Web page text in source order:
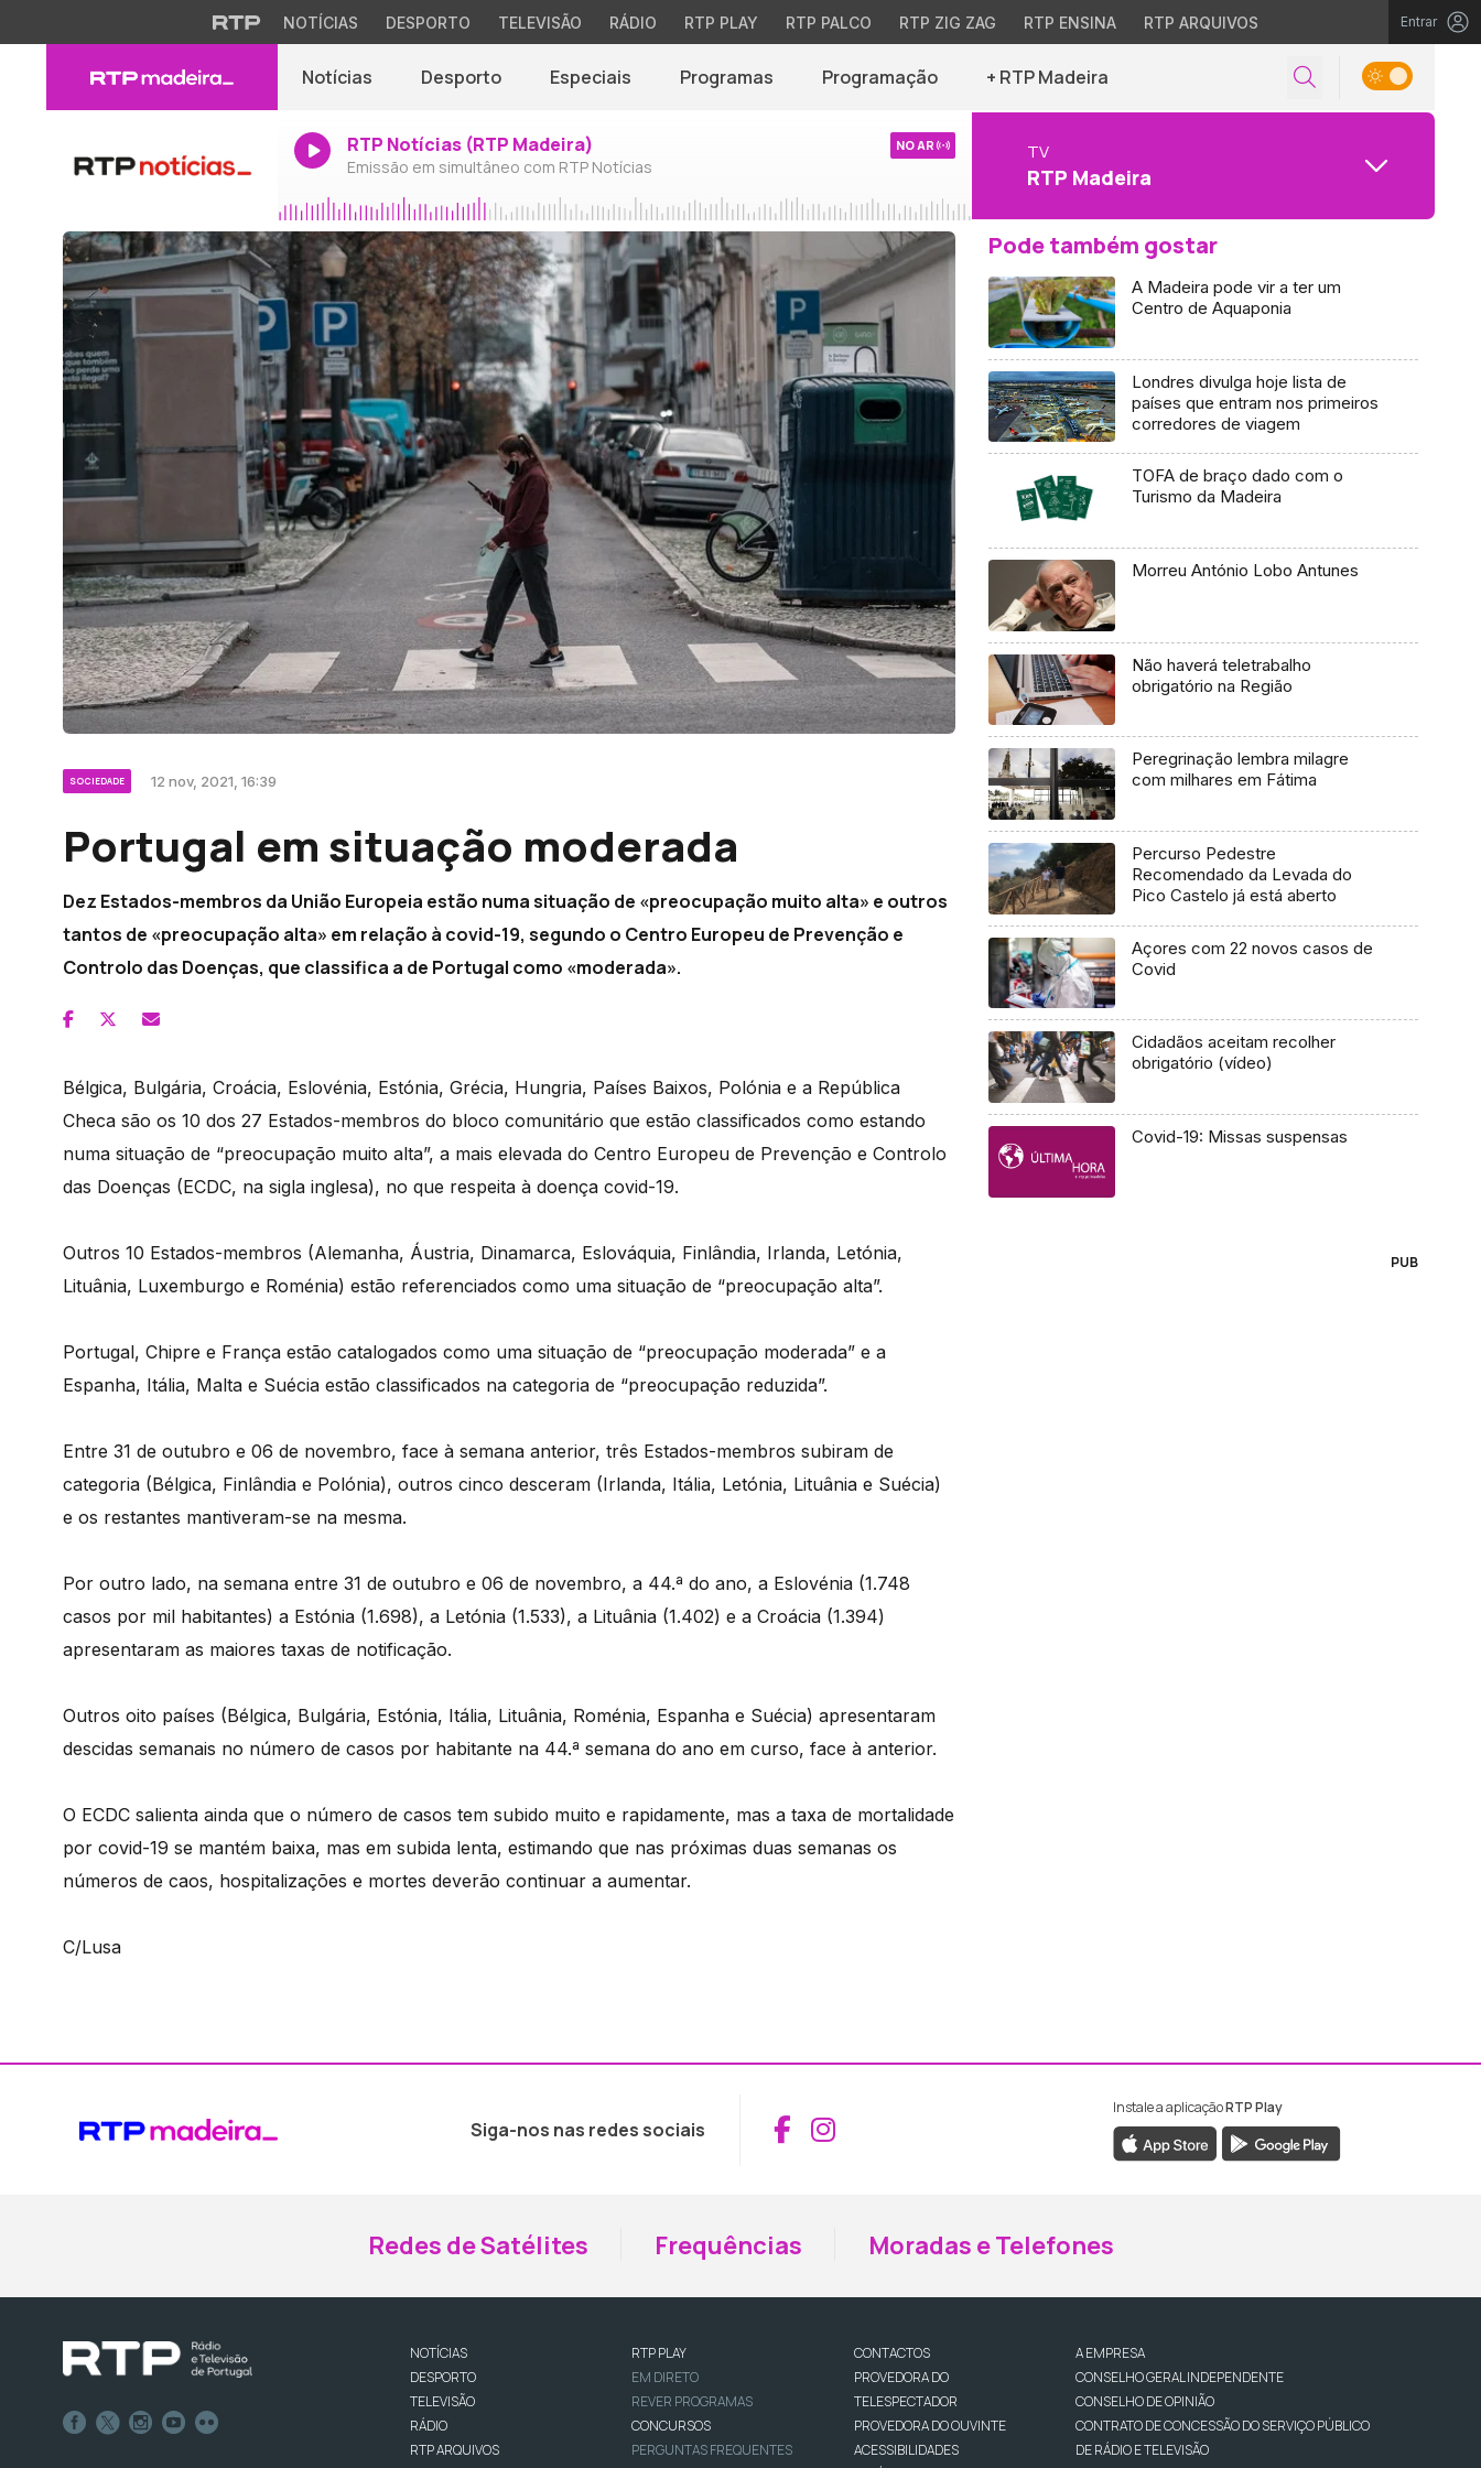
NOTÍCIAS DESPORTO TELEVISÃO RÁDIO RTP PLAY RTP PALCO RTP ZIG ZAG RTP ENSINA RTP ARQUIVOS Entrar
Notícias Desporto Especiais Programas Programação + RTP Madeira
RTP Notícias (RTP Madeira)
Emissão em simultâneo com RTP Notícias
NO AR TV
RTP Madeira
SOCIEDADE 12 nov, 2021, 16:39
Portugal em situação moderada
Dez Estados-membros da União Europeia estão numa situação de «preocupação muito alta» e outros
tantos de «preocupação alta» em relação à covid-19, segundo o Centro Europeu de Prevenção e
Controlo das Doenças, que classifica a de Portugal como «moderada».
Bélgica, Bulgária, Croácia, Eslovénia, Estónia, Grécia, Hungria, Países Baixos, Polónia e a República
Checa são os 10 dos 27 Estados-membros do bloco comunitário que estão classificados como estando
numa situação de “preocupação muito alta”, a mais elevada do Centro Europeu de Prevenção e Controlo
das Doenças (ECDC, na sigla inglesa), no que respeita à doença covid-19.
Outros 10 Estados-membros (Alemanha, Áustria, Dinamarca, Eslováquia, Finlândia, Irlanda, Letónia,
Lituânia, Luxemburgo e Roménia) estão referenciados como uma situação de “preocupação alta”.
Portugal, Chipre e França estão catalogados como uma situação de “preocupação moderada” e a
Espanha, Itália, Malta e Suécia estão classificados na categoria de “preocupação reduzida”.
Entre 31 de outubro e 06 de novembro, face à semana anterior, três Estados-membros subiram de
categoria (Bélgica, Finlândia e Polónia), outros cinco desceram (Irlanda, Itália, Letónia, Lituânia e Suécia)
e os restantes mantiveram-se na mesma.
Por outro lado, na semana entre 31 de outubro e 06 de novembro, a 44.ª do ano, a Eslovénia (1.748
casos por mil habitantes) a Estónia (1.698), a Letónia (1.533), a Lituânia (1.402) e a Croácia (1.394)
apresentaram as maiores taxas de notificação.
Outros oito países (Bélgica, Bulgária, Estónia, Itália, Lituânia, Roménia, Espanha e Suécia) apresentaram
descidas semanais no número de casos por habitante na 44.ª semana do ano em curso, face à anterior.
O ECDC salienta ainda que o número de casos tem subido muito e rapidamente, mas a taxa de mortalidade
por covid-19 se mantém baixa, mas em subida lenta, estimando que nas próximas duas semanas os
números de caos, hospitalizações e mortes deverão continuar a aumentar.
C/Lusa
Pode também gostar
A Madeira pode vir a ter um
Centro de Aquaponia
Londres divulga hoje lista de
países que entram nos primeiros
corredores de viagem
TOFA de braço dado com o
Turismo da Madeira
Morreu António Lobo Antunes
Não haverá teletrabalho
obrigatório na Região
Peregrinação lembra milagre
com milhares em Fátima
Percurso Pedestre
Recomendado da Levada do
Pico Castelo já está aberto
Açores com 22 novos casos de
Covid
Cidadãos aceitam recolher
obrigatório (vídeo)
Covid-19: Missas suspensas
PUB
Siga-nos nas redes sociais Aceder ao Facebook da RTP Madeira
Aceder ao Instagram da RTP Madeira
Instale a aplicaçãoRTP Play
Redes de Satélites Frequências Moradas e Telefones
NOTÍCIAS
DESPORTO
TELEVISÃO
RÁDIO
RTP ARQUIVOS
RTP PLAY
EM DIRETO
REVER PROGRAMAS
CONCURSOS
PERGUNTAS FREQUENTES
CONTACTOS
PROVEDORA DO
TELESPECTADOR
PROVEDORA DO OUVINTE
ACESSIBILIDADES
A EMPRESA
CONSELHO GERAL INDEPENDENTE
CONSELHO DE OPINIÃO
CONTRATO DE CONCESSÃO DO SERVIÇO PÚBLICO
DE RÁDIO E TELEVISÃO